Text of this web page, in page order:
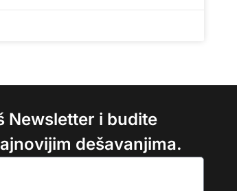
Newsletter i budite
dešavanjima.